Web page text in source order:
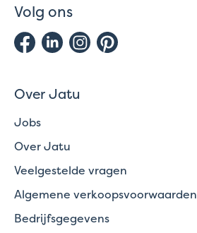
Volg ons
Over Jatu
Jobs
Over Jatu
Veelgestelde vragen
Algemene verkoopsvoorwaarden
Bedrijfsgegevens